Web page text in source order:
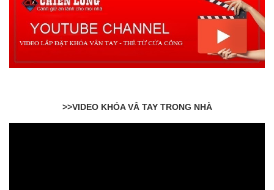
>>VIDEO KHÓA VÂ TAY TRONG NHÀ